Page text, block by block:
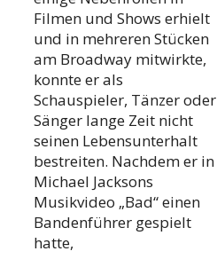
Filmen und Shows erhielt
und in mehreren Stücken
am Broadway mitwirkte,
konnte er als
Schauspieler, Tänzer oder
Sänger lange Zeit nicht
seinen Lebensunterhalt
bestreiten. Nachdem er in
Michael Jacksons
Musikvideo „Bad“ einen
Bandenführer gespielt
hatte,